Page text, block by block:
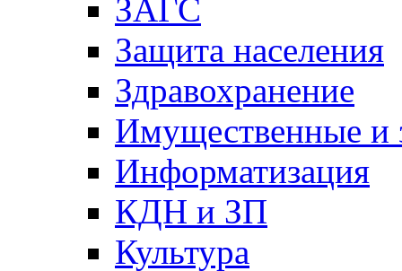
ЗАГС
Защита населения
Здравохранение
Имущественные и
Информатизация
КДН и ЗП
Культура